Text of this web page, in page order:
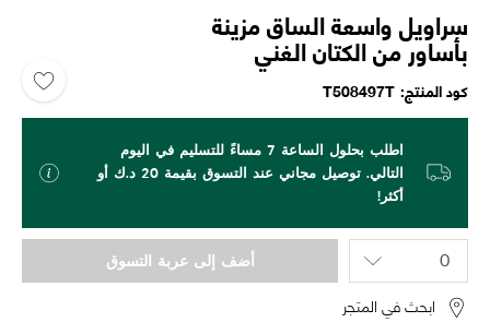
سراويل واسعة الساق مزينة
بأساور من الكتان الغني
كود المنتج T508497T
اطلب بحلول الساعة 7 مساءً للتسليم في اليوم
التالي. توصيل مجاني عند التسوق بقيمة 20 د.ك أو
أكثر!
أضف إلى عربة التسوق
ابحث في المتجر